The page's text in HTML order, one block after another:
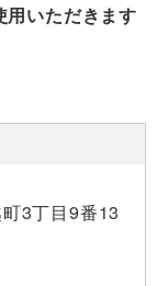
用いただきます
3丁目9番13